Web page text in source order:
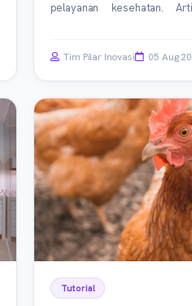
pelayanan kesehatan.
meningkatkan efisiensi
Tim Pilar Inovasi 05 Aug
Tutorial